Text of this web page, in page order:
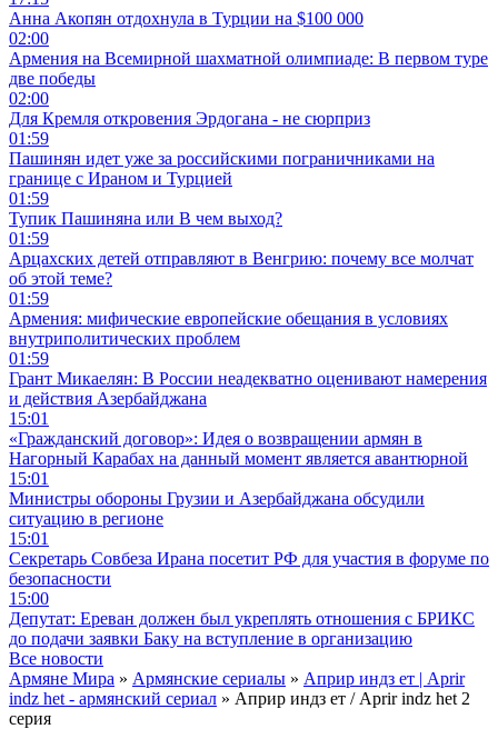
Анна Акопян отдохнула в Турции на $100 000
02:00
Армения на Всемирной шахматной олимпиаде: В первом туре
две победы
02:00
Для Кремля откровения Эрдогана - не сюрприз
01:59
Пашинян идет уже за российскими пограничниками на
границе с Ираном и Турцией
01:59
Тупик Пашиняна или В чем выход?
01:59
Арцахских детей отправляют в Венгрию: почему все молчат
об этой теме?
01:59
Армения: мифические европейские обещания в условиях
внутриполитических проблем
01:59
Грант Микаелян: В России неадекватно оценивают намерения
и действия Азербайджана
15:01
«Гражданский договор»: Идея о возвращении армян в
Нагорный Карабах на данный момент является авантюрной
15:01
Министры обороны Грузии и Азербайджана обсудили
ситуацию в регионе
15:01
Секретарь Совбеза Ирана посетит РФ для участия в форуме по
безопасности
15:00
Депутат: Ереван должен был укреплять отношения с БРИКС
до подачи заявки Баку на вступление в организацию
Все новости
Армяне Мира » Армянские сериалы » Априр индз ет | Aprir
indz het - армянский сериал » Априр индз ет / Aprir indz het 2
серия